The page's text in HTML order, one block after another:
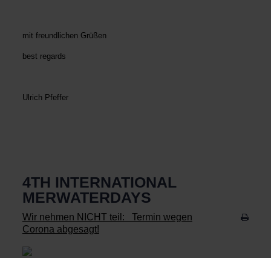
mit freundlichen Grüßen
best regards
Ulrich Pfeffer
4TH INTERNATIONAL
MERWATERDAYS
Wir nehmen NICHT teil: Termin wegen
Corona abgesagt!